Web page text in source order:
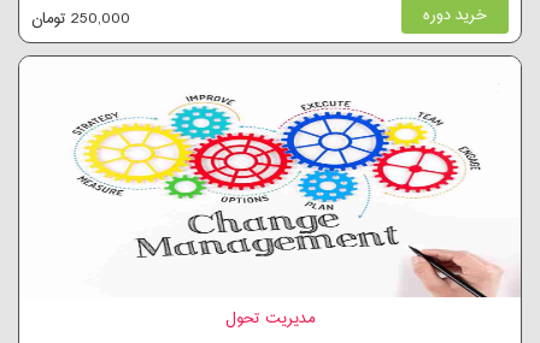
خرید دوره 250,000 تومان
مدیریت تحول